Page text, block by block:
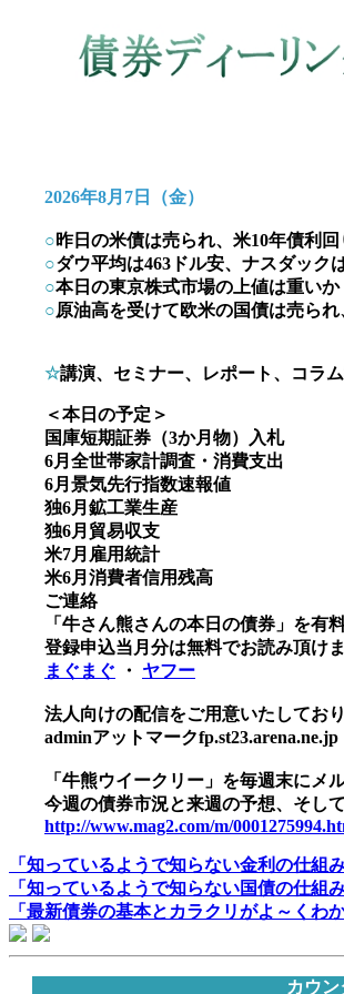
2026年8月7日（金）
○昨日の米債は売られ、米10年債利
○ダウ平均は463ドル安、ナスダック
○本日の東京株式市場の上値は重いか
○原油高を受けて欧米の国債は売ら
☆講演、セミナー、レポート、コラ
＜本日の予定＞
国庫短期証券（3か月物）入札
6月全世帯家計調査・消費支出
6月景気先行指数速報値
独6月鉱工業生産
独6月貿易収支
米7月雇用統計
米6月消費者信用残高
ご連絡
「牛さん熊さんの本日の債券」を有
登録申込当月分は無料でお読み頂け
まぐまぐ ・ ヤフー
法人向けの配信をご用意いたしており
adminアットマーク
「牛熊ウイークリー」を毎週末にメ
今週の債券市況と来週の予想、そし
http://www.mag2.com/m/
「知っているようで知らない金利の仕組み
「知っているようで知らない国債の仕組み
「最新債券の基本とカラクリがよ～くわ
カウ